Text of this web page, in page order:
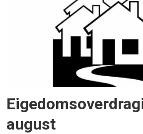
august